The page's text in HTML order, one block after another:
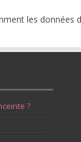
les données
?